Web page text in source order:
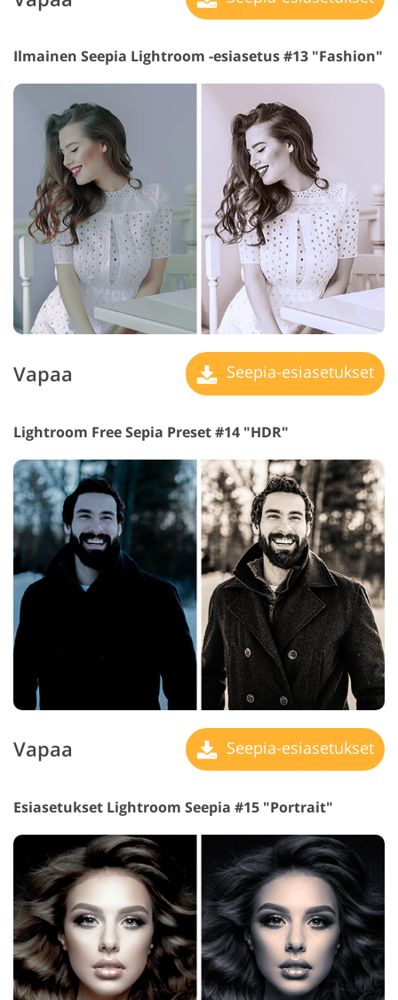
Ilmainen Seepia Lightroom -esiasetus #13 "Fashion"
Vapaa Seepia-esiasetukset
Lightroom Free Sepia Preset #14 "HDR"
Vapaa Seepia-esiasetukset
Esiasetukset Lightroom Seepia #15 "Portrait"